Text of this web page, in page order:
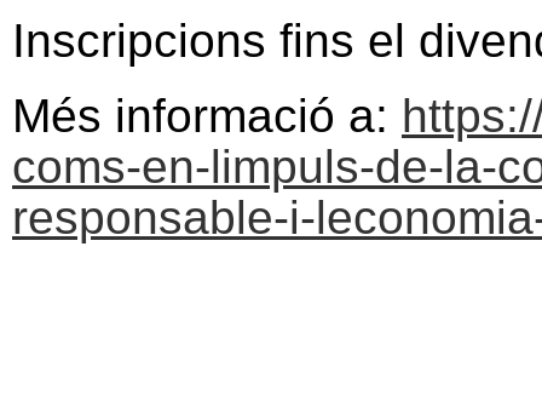
Inscripcions fins el
Més informació a:
coms-en-limpuls-de-la-
responsable-i-